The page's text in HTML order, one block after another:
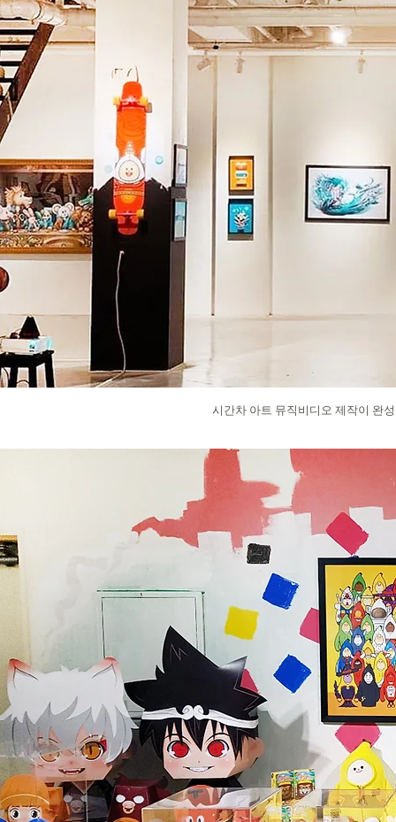
시간차 아트 뮤직비디오 제작이 완